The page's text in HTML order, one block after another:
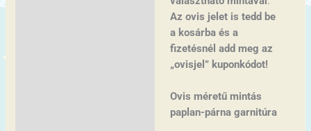
Az ovis jelet is tedd be
a kosárba és a
fizetésnél add meg az
„ovisjel” kuponkódot!
Ovis méretű mintás
paplan-párna garnitúra